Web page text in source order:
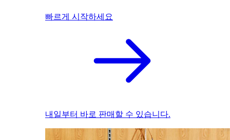
빠르게 시작하세요
내일부터 바로 판매할 수 있습니다.